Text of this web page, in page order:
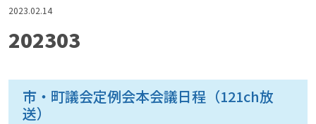
2023.02.14
202303
市・町議会定例会本会議日程（121ch放
送）